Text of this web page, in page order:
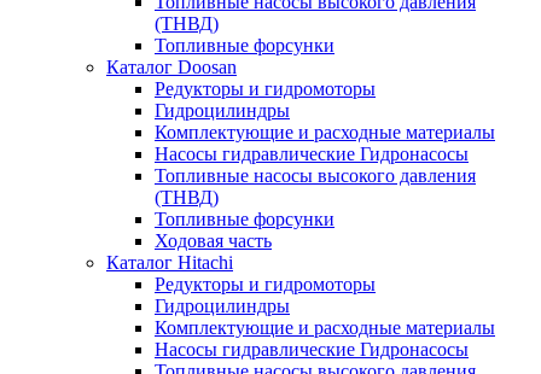
(ТНВД)
Топливные форсунки
Каталог Doosan
Редукторы и гидромоторы
Гидроцилиндры
Комплектующие и расходные материалы
Насосы гидравлические Гидронасосы
Топливные насосы высокого давления
(ТНВД)
Топливные форсунки
Ходовая часть
Каталог Hitachi
Редукторы и гидромоторы
Гидроцилиндры
Комплектующие и расходные материалы
Насосы гидравлические Гидронасосы